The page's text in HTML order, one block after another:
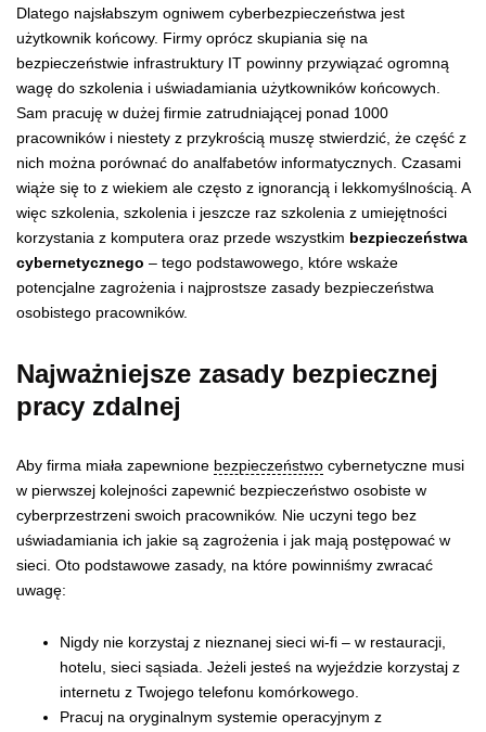
Dlatego najsłabszym ogniwem cyberbezpieczeństwa jest
użytkownik końcowy. Firmy oprócz skupiania się na
bezpieczeństwie infrastruktury IT powinny przywiązać ogromną
wagę do szkolenia i uświadamiania użytkowników końcowych.
Sam pracuję w dużej firmie zatrudniającej ponad 1000
pracowników i niestety z przykrością muszę stwierdzić, że część z
nich można porównać do analfabetów informatycznych. Czasami
wiąże się to z wiekiem ale często z ignorancją i lekkomyślnością. A
więc szkolenia, szkolenia i jeszcze raz szkolenia z umiejętności
korzystania z komputera oraz przede wszystkim bezpieczeństwa
cybernetycznego – tego podstawowego, które wskaże
potencjalne zagrożenia i najprostsze zasady bezpieczeństwa
osobistego pracowników.
Najważniejsze zasady bezpiecznej
pracy zdalnej
Aby firma miała zapewnione bezpieczeństwo cybernetyczne musi
w pierwszej kolejności zapewnić bezpieczeństwo osobiste w
cyberprzestrzeni swoich pracowników. Nie uczyni tego bez
uświadamiania ich jakie są zagrożenia i jak mają postępować w
sieci. Oto podstawowe zasady, na które powinniśmy zwracać
uwagę:
Nigdy nie korzystaj z nieznanej sieci wi-fi – w restauracji,
hotelu, sieci sąsiada. Jeżeli jesteś na wyjeździe korzystaj z
internetu z Twojego telefonu komórkowego.
Pracuj na oryginalnym systemie operacyjnym z